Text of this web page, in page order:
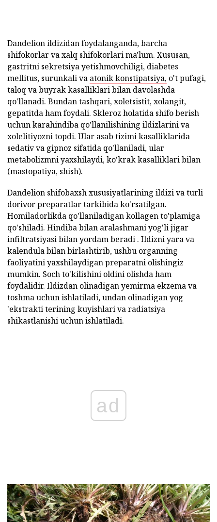
Dandelion ildizidan foydalanganda, barcha
shifokorlar va xalq shifokorlari ma'lum. Xususan,
gastritni sekretsiya yetishmovchiligi, diabetes
mellitus, surunkali va atonik konstipatsiya, o't pufagi,
taloq va buyrak kasalliklari bilan davolashda
qo'llanadi. Bundan tashqari, xoletsistit, xolangit,
gepatitda ham foydali. Skleroz holatida shifo berish
uchun karahindiba qo'llanilishining ildizlarini va
xolelitiyozni topdi. Ular asab tizimi kasalliklarida
sedativ va gipnoz sifatida qo'llaniladi, ular
metabolizmni yaxshilaydi, ko'krak kasalliklari bilan
(mastopatiya, shish).
Dandelion shifobaxsh xususiyatlarining ildizi va turli
dorivor preparatlar tarkibida ko'rsatilgan.
Homiladorlikda qo'llaniladigan kollagen to'plamiga
qo'shiladi. Hindiba bilan aralashmani yog'li jigar
infiltratsiyasi bilan yordam beradi . Ildizni yara va
kalendula bilan birlashtirib, ushbu organning
faoliyatini yaxshilaydigan preparatni olishingiz
mumkin. Soch to'kilishini oldini olishda ham
foydalidir. Ildizdan olinadigan yemirma ekzema va
toshma uchun ishlatiladi, undan olinadigan yog
'ekstrakti terining kuyishlari va radiatsiya
shikastlanishi uchun ishlatiladi.
ad